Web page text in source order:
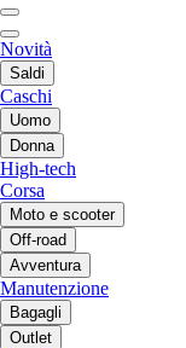
Novità
Saldi
Caschi
Uomo
Donna
High-tech
Corsa
Moto e scooter
Off-road
Avventura
Manutenzione
Bagagli
Outlet